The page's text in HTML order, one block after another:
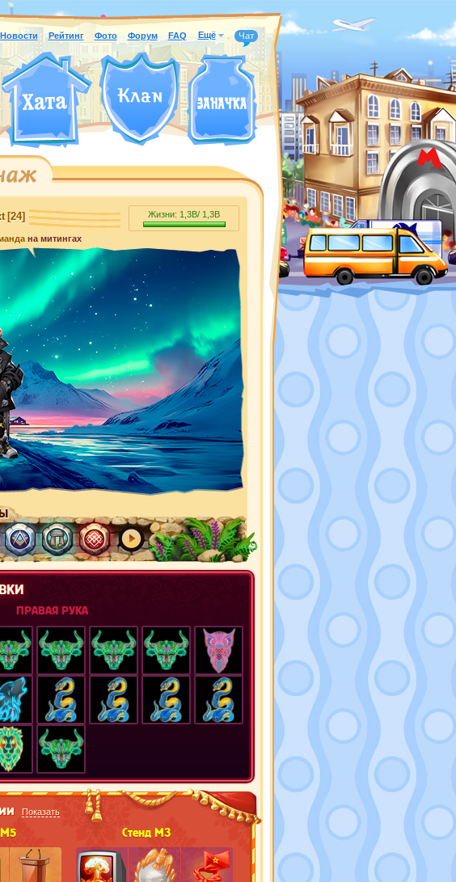
Новости Рейтинг Фото Форум FAQ Ещё Чат
[24]
на митингах
Жизни: 1,3B/ 1,3B
ПРАВАЯ РУКА
Показать
Стенд М3